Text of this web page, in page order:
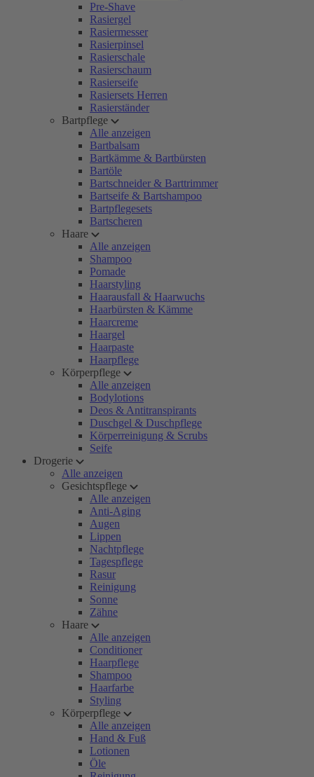
Pre-Shave
Rasiergel
Rasiermesser
Rasierpinsel
Rasierschale
Rasierschaum
Rasierseife
Rasiersets Herren
Rasierständer
Bartpflege
Alle anzeigen
Bartbalsam
Bartkämme & Bartbürsten
Bartöle
Bartschneider & Barttrimmer
Bartseife & Bartshampoo
Bartpflegesets
Bartscheren
Haare
Alle anzeigen
Shampoo
Pomade
Haarstyling
Haarausfall & Haarwuchs
Haarbürsten & Kämme
Haarcreme
Haargel
Haarpaste
Haarpflege
Körperpflege
Alle anzeigen
Bodylotions
Deos & Antitranspirants
Duschgel & Duschpflege
Körperreinigung & Scrubs
Seife
Drogerie
Alle anzeigen
Gesichtspflege
Alle anzeigen
Anti-Aging
Augen
Lippen
Nachtpflege
Tagespflege
Rasur
Reinigung
Sonne
Zähne
Haare
Alle anzeigen
Conditioner
Haarpflege
Shampoo
Haarfarbe
Styling
Körperpflege
Alle anzeigen
Hand & Fuß
Lotionen
Öle